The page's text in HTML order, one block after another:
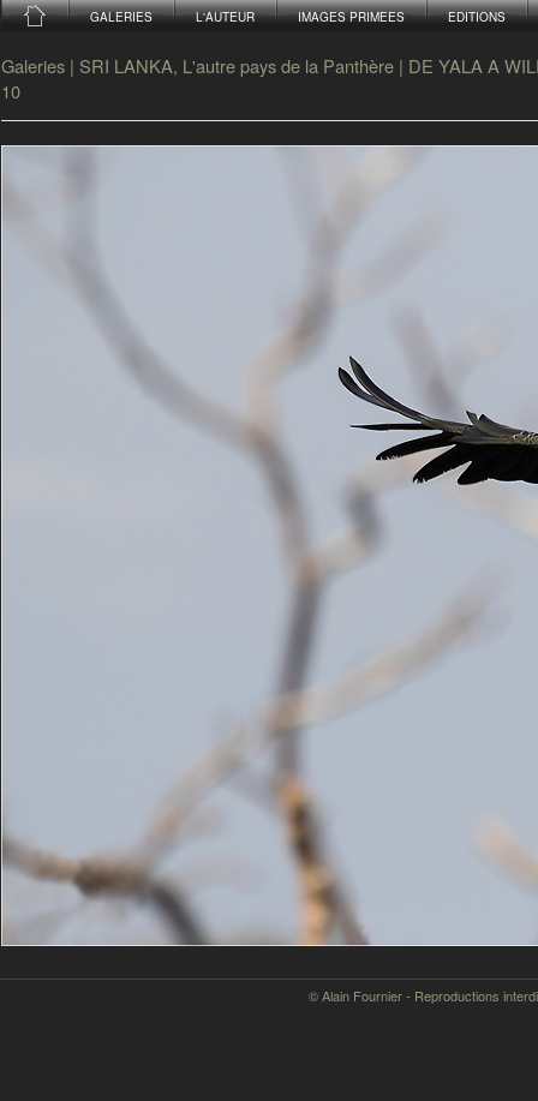
GALERIES L'AUTEUR IMAGES PRIMEES EDITIONS
Galeries | SRI LANKA, L'autre pays de la Panthère | DE YALA A
10
© Alain Fournier - Reproductions